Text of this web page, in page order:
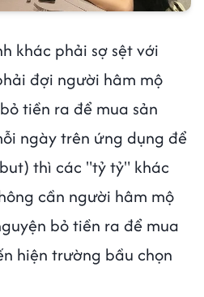
khác phải sợ sệt với
đợi người hâm mộ
tiền ra để mua sản
ngày trên ứng dụng để
thì các "tỷ tỷ" khác
cần người hâm mộ
bỏ tiền ra để mua
hiện trường bầu chọn